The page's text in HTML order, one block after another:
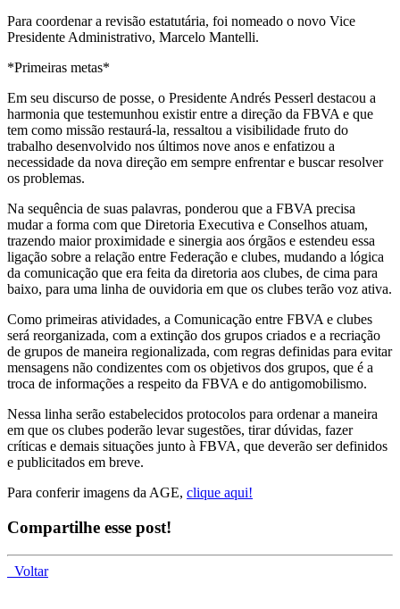
Para coordenar a revisão estatutária, foi nomeado o novo Vice
Presidente Administrativo, Marcelo Mantelli.
*Primeiras metas*
Em seu discurso de posse, o Presidente Andrés Pesserl destacou a
harmonia que testemunhou existir entre a direção da FBVA e que
tem como missão restaurá-la, ressaltou a visibilidade fruto do
trabalho desenvolvido nos últimos nove anos e enfatizou a
necessidade da nova direção em sempre enfrentar e buscar resolver
os problemas.
Na sequência de suas palavras, ponderou que a FBVA precisa
mudar a forma com que Diretoria Executiva e Conselhos atuam,
trazendo maior proximidade e sinergia aos órgãos e estendeu essa
ligação sobre a relação entre Federação e clubes, mudando a lógica
da comunicação que era feita da diretoria aos clubes, de cima para
baixo, para uma linha de ouvidoria em que os clubes terão voz ativa.
Como primeiras atividades, a Comunicação entre FBVA e clubes
será reorganizada, com a extinção dos grupos criados e a recriação
de grupos de maneira regionalizada, com regras definidas para evitar
mensagens não condizentes com os objetivos dos grupos, que é a
troca de informações a respeito da FBVA e do antigomobilismo.
Nessa linha serão estabelecidos protocolos para ordenar a maneira
em que os clubes poderão levar sugestões, tirar dúvidas, fazer
críticas e demais situações junto à FBVA, que deverão ser definidos
e publicitados em breve.
Para conferir imagens da AGE, clique aqui!
Compartilhe esse post!
Voltar